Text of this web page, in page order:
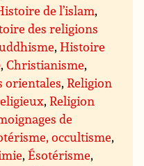
de l’islam,
des religions
,Histoire
,Christianisme,
orientales,Religion
,Religion
de
occultisme,
,Ésotérisme,